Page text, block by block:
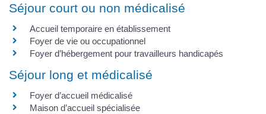
Séjour court ou non médicalisé
Accueil temporaire en établissement
Foyer de vie ou occupationnel
Foyer d’hébergement pour travailleurs handicapés
Séjour long et médicalisé
Foyer d’accueil médicalisé
Maison d’accueil spécialisée